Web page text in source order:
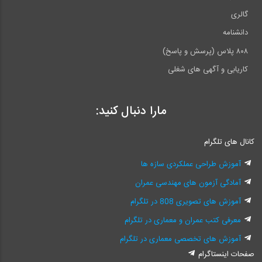
۴.۱۴ بتن سبک
۴.۱۵ بتن‌های پر مقاومت
۴.۱۸ پرداخت سطح بتن
۴.۱۹ عمل‌آوری و محافظت از بتن CURING
۴.۲۲ انواع قالب- قالب‌بندی- قالب‌برداری
گالری
دانشنامه
۸۰۸ پلاس (پرسش و پاسخ)
کاریابی و آگهی های شغلی
مارا دنبال کنید:
کانال های تلگرام
آموزش طراحی عملکردی سازه ها
آمادگی آزمون های مهندسی عمران
آموزش های تصویری 808 در تلگرام
معرفی کتب عمران و معماری در تلگرام
آموزش های تخصصی معماری در تلگرام
صفحات اینستاگرام